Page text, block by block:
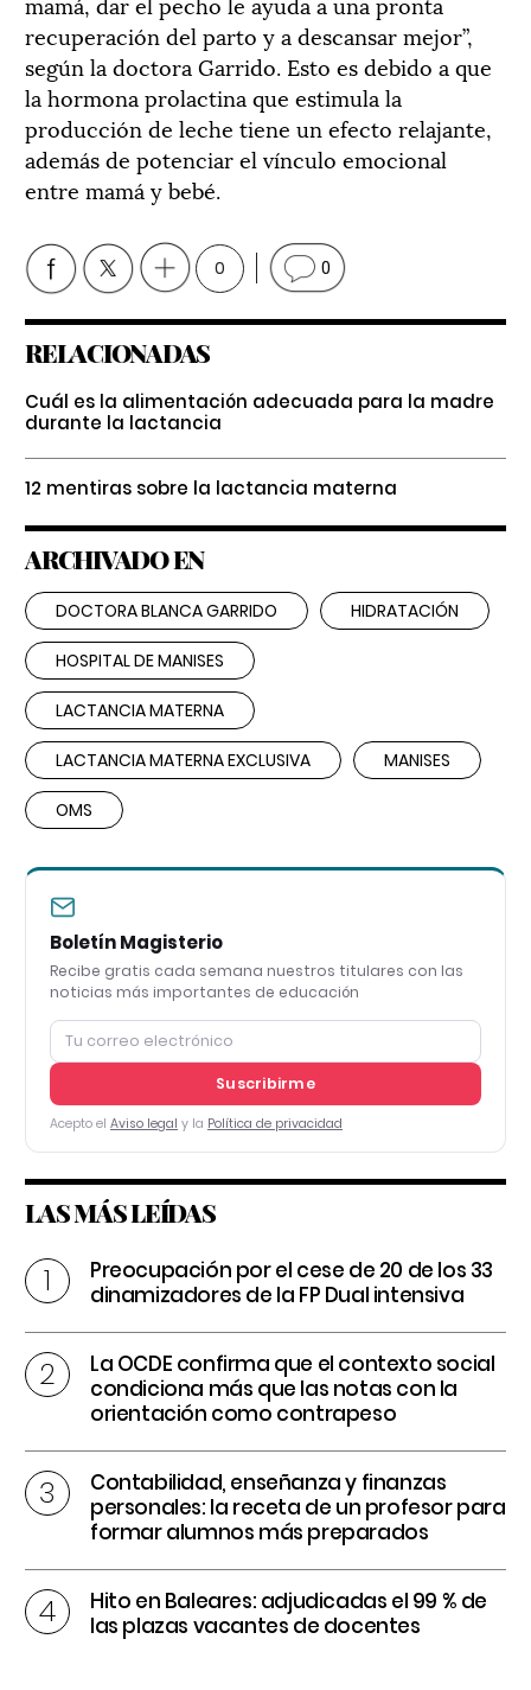
recuperación del parto y a descansar mejor”,
según la doctora Garrido. Esto es debido a que
la hormona prolactina que estimula la
producción de leche tiene un efecto relajante,
además de potenciar el vínculo emocional
entre mamá y bebé.
0 0
RELACIONADAS
Cuál es la alimentación adecuada para la madre
durante la lactancia
12 mentiras sobre la lactancia materna
ARCHIVADO EN
DOCTORA BLANCA GARRIDO HIDRATACIÓN
HOSPITAL DE MANISES
LACTANCIA MATERNA
LACTANCIA MATERNA EXCLUSIVA MANISES
OMS
Boletín Magisterio
Recibe gratis cada semana nuestros titulares con las
noticias más importantes de educación
Suscribirme
Acepto el Aviso legal y la Política de privacidad
LAS MÁS LEÍDAS
Preocupación por el cese de 20 de los 33
dinamizadores de la FP Dual intensiva
La OCDE confirma que el contexto social
condiciona más que las notas con la
orientación como contrapeso
Contabilidad, enseñanza y finanzas
personales: la receta de un profesor para
formar alumnos más preparados
Hito en Baleares: adjudicadas el 99 % de
las plazas vacantes de docentes